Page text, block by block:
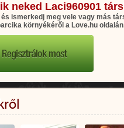
neked Laci960901
és ismerkedj meg vele vagy más
környékéről a Love.hu